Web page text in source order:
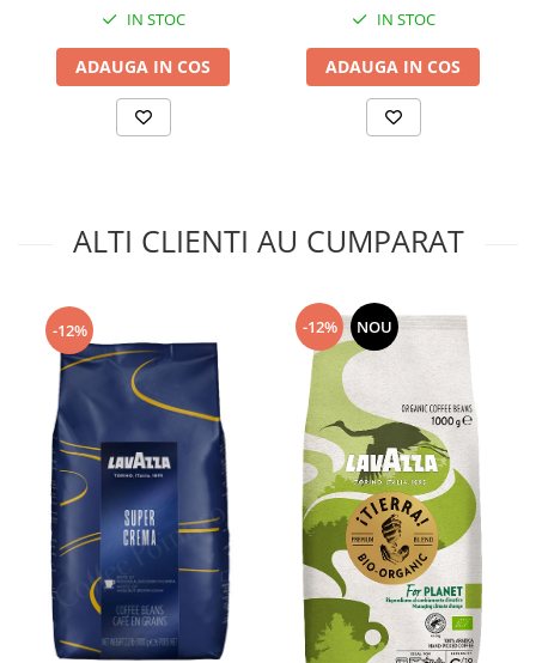
IN STOC
ADAUGA IN COS
IN STOC
ADAUGA IN COS
ALTI CLIENTI AU CUMPARAT
-12% -12% NOU